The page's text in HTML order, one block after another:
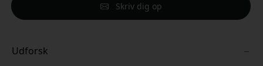
Skriv dig op
Udforsk